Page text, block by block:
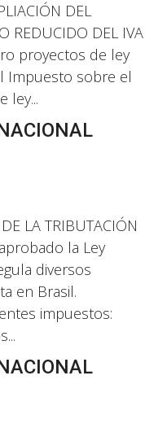
DEL
REDUCIDO DEL IVA
proyectos de ley
Impuesto sobre el
ley...
LA TRIBUTACIÓN
la Ley
diversos
en Brasil.
impuestos: